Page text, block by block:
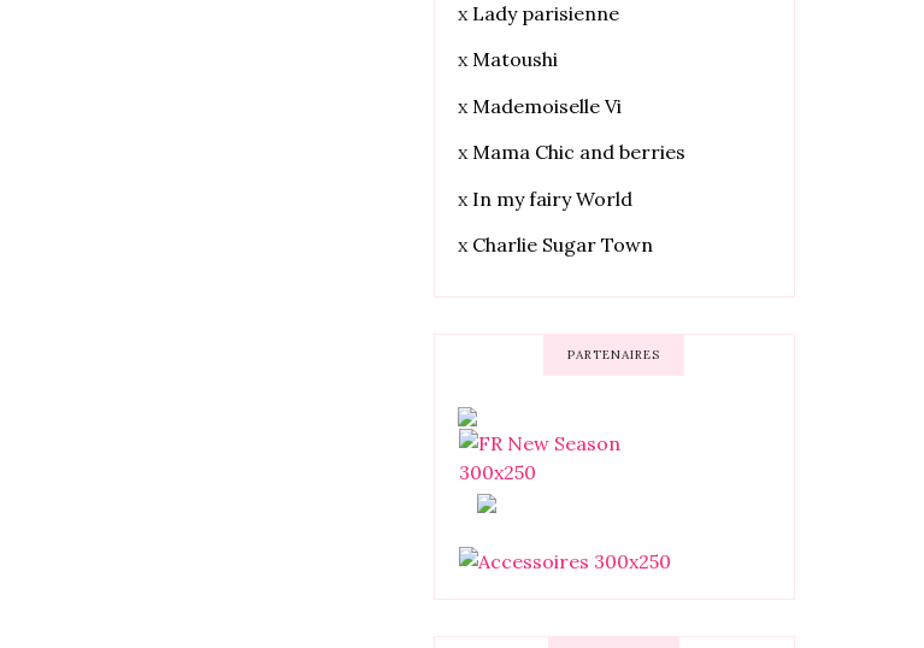
x Lady parisienne
xMatoushi
x Mademoiselle Vi
xMama Chic and berries
x In my fairy World
x Charlie Sugar Town
PARTENAIRES